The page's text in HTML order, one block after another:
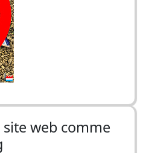
web comme